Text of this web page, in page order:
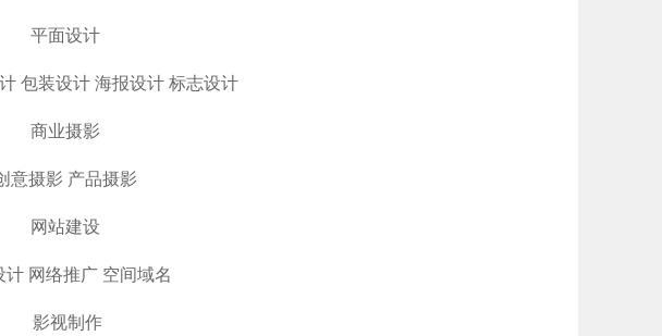
平面设计
包装设计 海报设计 标志设计
商业摄影
意摄影 产品摄影
网站建设
计 网络推广 空间域名
影视制作